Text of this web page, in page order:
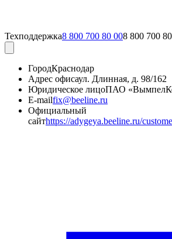
Техподдержка8 800 700 80 008 800 700
ГородКраснодар
Адрес офисаул. Длинная, д. 98/162
Юридическое лицоПАО
E-mailfix@beeline.ru
Официальный
сайтhttps://adygeya.beeline.ru/